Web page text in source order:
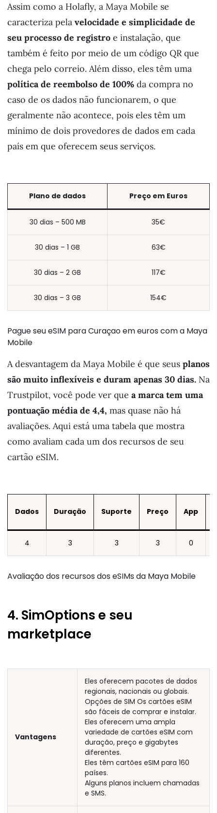
Assim como a Holafly, a Maya Mobile se
caracteriza pela velocidade e simplicidade de
seu processo de registro e instalação, que
também é feito por meio de um código QR que
chega pelo correio. Além disso, eles têm uma
política de reembolso de 100% da compra no
caso de os dados não funcionarem, o que
geralmente não acontece, pois eles têm um
mínimo de dois provedores de dados em cada
país em que oferecem seus serviços.
Plano de dados Preço em Euros
30 dias – 500 MB 35€
30 dias – 1 GB 63€
30 dias – 2 GB 117€
30 dias – 3 GB 154€
Pague seu eSIM para Curaçao em euros com a Maya
Mobile
A desvantagem da Maya Mobile é que seus planos
são muito inflexíveis e duram apenas 30 dias. Na
Trustpilot, você pode ver que a marca tem uma
pontuação média de 4,4, mas quase não há
avaliações. Aqui está uma tabela que mostra
como avaliam cada um dos recursos de seu
cartão eSIM.
Dados Duração Suporte Preço App
4 3 3 3 0
Avaliação dos recursos dos eSIMs da Maya Mobile
4. SimOptions e seu
marketplace
Vantagens
Eles oferecem pacotes de dados
regionais, nacionais ou globais.
Opções de SIM Os cartões eSIM
são fáceis de comprar e instalar.
Eles oferecem uma ampla
variedade de cartões eSIM com
duração, preço e gigabytes
diferentes.
Eles têm cartões eSIM para 160
países.
Alguns planos incluem chamadas
e SMS.